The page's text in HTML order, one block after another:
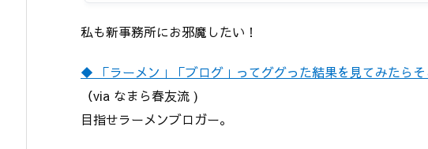
私も新事務所にお邪魔したい！
◆ 「ラーメン」「ブログ」ってググった結果を見てみたら
（via なまら春友流 )
目指せラーメンブロガー。